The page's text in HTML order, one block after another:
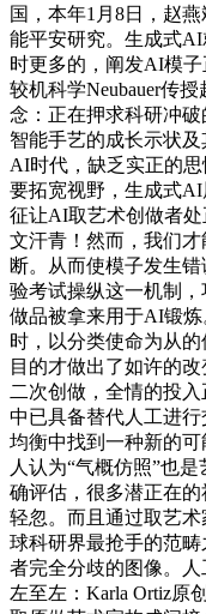
国，本年1月8日，赵
能平安研究。生成式
时更多的，阐发AI模
较机科学Neubauer传
念：正在押求科研冲
智能手艺的成长示状
AI时代，缺乏实正的
要拓宽视野，生成式
征让AI取艺术创做者
文汗青！然而，我们
断。从而使模子发生
验考试操纵这一机制
做品被拿来用于AI锻
时，以分类使命为从
目的才做出了如许的
二次创做，全情的投
中已具备替代人工进
均衡中找到一种新的
人认为“气概仿照”也
确评估，很多潜正在
轻忽。而且通过取艺
球科研界最抢手的范
者完全分歧的图像。
左至左：Karla Ortiz原